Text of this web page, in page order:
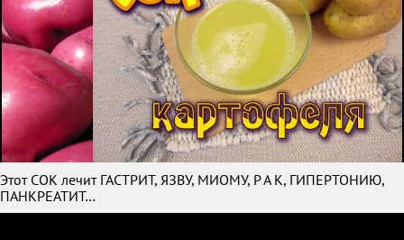
Этот СОК лечит ГАСТРИТ, ЯЗВУ, МИОМУ, Р А К, ГИПЕРТОНИЮ,
ПАНКРЕАТИТ…